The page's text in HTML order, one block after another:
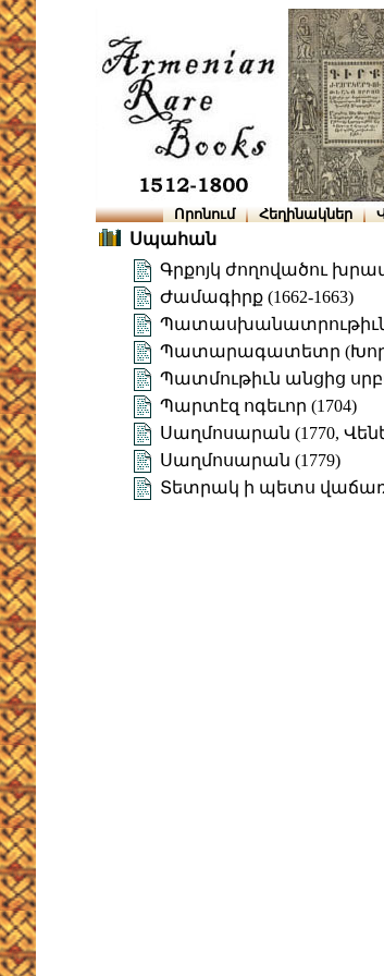
Որոնում Հեղինակներ
Սպահան
Գրքոյկ ժողովածու
Ժամագիրք (1662-1663)
Պատարագատետր
Պատմութիւն անցից
Պարտէզ ոգեւոր (1704)
Սաղմոսարան (1770,
Սաղմոսարան (1779)
Տետրակ ի պետս